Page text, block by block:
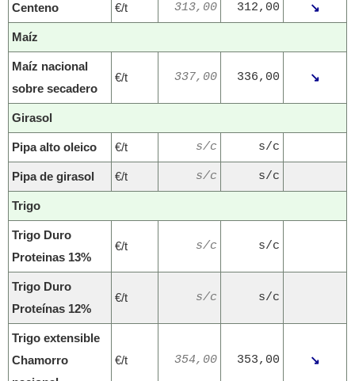
Centeno €/t 313,00 312,00 ↘
Maíz
Maíz nacional
sobre secadero
€/t 337,00 336,00 ↘
Girasol
Pipa alto oleico €/t s/c s/c
Pipa de girasol €/t s/c s/c
Trigo
Trigo Duro
Proteinas 13%
€/t s/c s/c
Trigo Duro
Proteínas 12%
€/t s/c s/c
Trigo extensible
Chamorro
€/t 354,00 353,00 ↘